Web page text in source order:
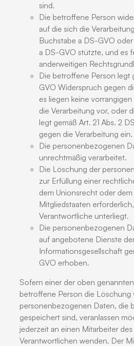
sind.
Die betroffene Person
auf die sich die
Buchstabe a DS-GVO
a DS-GVO stützte, und es
anderweitigen
Die betroffene Person legt
GVO Widerspruch gegen
es liegen keine
die Verarbeitung vor, oder
legt gemäß Art. 21 Abs. 2
gegen die Verarbeitung ein.
Die personenbezogenen
unrechtmäßig verarbeitet.
Die Löschung der
zur Erfüllung einer
dem Unionsrecht oder
Mitgliedstaaten
Verantwortliche unterliegt.
Die personenbezogenen
auf angebotene Dienste
Informationsgesellschaft
GVO erhoben.
Sofern einer der oben
betroffene Person die Löschung
personenbezogenen Daten, die
gespeichert sind, veranlassen
jederzeit an einen Mitarbeiter
Verantwortlichen wenden. Der